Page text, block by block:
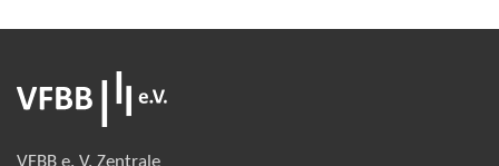
VFBB e. V. Zentrale